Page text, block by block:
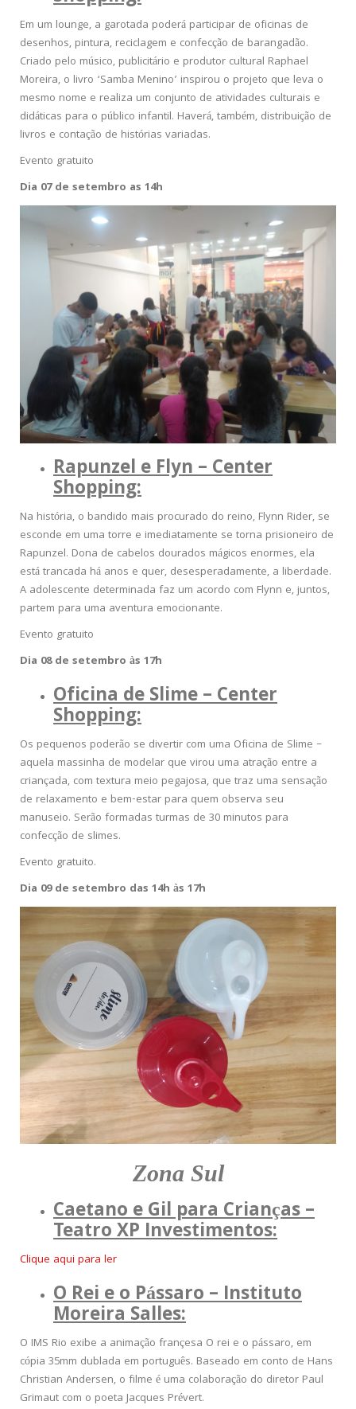
Em um lounge, a garotada poderá participar de oficinas de
desenhos, pintura, reciclagem e confecção de barangadão.
Criado pelo músico, publicitário e produtor cultural Raphael
Moreira, o livro ‘Samba Menino’ inspirou o projeto que leva o
mesmo nome e realiza um conjunto de atividades culturais e
didáticas para o público infantil. Haverá, também, distribuição de
livros e contação de histórias variadas.
Evento gratuito
Dia 07 de setembro as 14h
Rapunzel e Flyn – Center
Shopping:
Na história, o bandido mais procurado do reino, Flynn Rider, se
esconde em uma torre e imediatamente se torna prisioneiro de
Rapunzel. Dona de cabelos dourados mágicos enormes, ela
está trancada há anos e quer, desesperadamente, a liberdade.
A adolescente determinada faz um acordo com Flynn e, juntos,
partem para uma aventura emocionante.
Evento gratuito
Dia 08 de setembro às 17h
Oficina de Slime – Center
Shopping:
Os pequenos poderão se divertir com uma Oficina de Slime –
aquela massinha de modelar que virou uma atração entre a
criançada, com textura meio pegajosa, que traz uma sensação
de relaxamento e bem-estar para quem observa seu
manuseio. Serão formadas turmas de 30 minutos para
confecção de slimes.
Evento gratuito.
Dia 09 de setembro das 14h às 17h
Zona Sul
Caetano e Gil para Crianças –
Teatro XP Investimentos:
Clique aqui para ler
O Rei e o Pássaro – Instituto
Moreira Salles:
O IMS Rio exibe a animação françesa O rei e o pássaro, em
cópia 35mm dublada em português. Baseado em conto de Hans
Christian Andersen, o filme é uma colaboração do diretor Paul
Grimaut com o poeta Jacques Prévert.